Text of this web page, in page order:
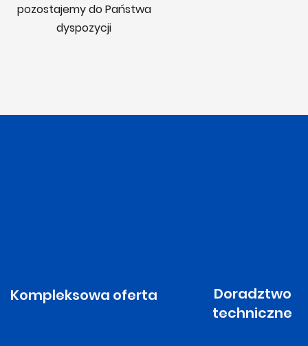
pozostajemy do Państwa
dyspozycji
Kompleksowa oferta
Doradztwo
techniczne